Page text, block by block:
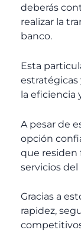
deberás
realizar la
banco.
Esta
estratégicas
la eficiencia
A pesar de
opción
que residen
servicios del
Gracias a
rapidez,